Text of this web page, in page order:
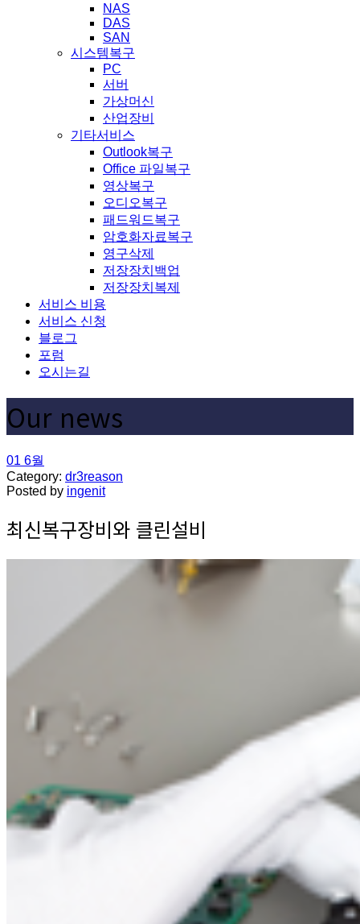
NAS
DAS
SAN
시스템복구
PC
서버
가상머신
산업장비
기타서비스
Outlook복구
Office 파일복구
영상복구
오디오복구
패드워드복구
암호화자료복구
영구삭제
저장장치백업
저장장치복제
서비스 비용
서비스 신청
블로그
포럼
오시는길
Our news
01 6월
Category: dr3reason
Posted by ingenit
최신복구장비와 클린설비